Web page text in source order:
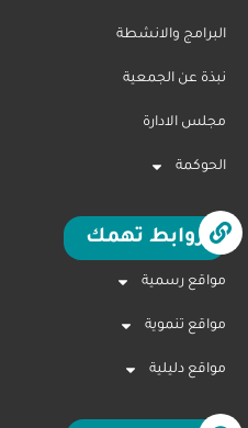
البرامج والانشطة
نبذة عن الجمعية
مجلس الادارة
الحوكمة
روابط تهمك
مواقع رسمية
مواقع تنموية
مواقع دليلية